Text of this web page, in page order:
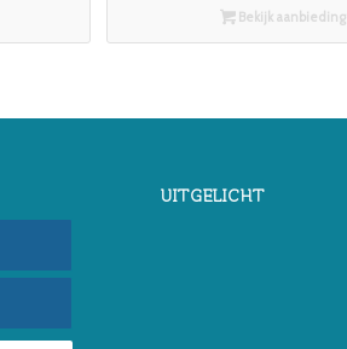
Bekijk aanbieding
UITGELICHT